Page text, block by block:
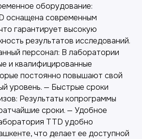
оборудование:
оснащена современным
гарантирует высокую
результатов исследований.
персонал: В лаборатории
и квалифицированные
постоянно повышают свой
уровень. — Быстрые сроки
Результаты копрограммы
сроки. — Удобное
TTD удобно
что делает ее доступной
услуги